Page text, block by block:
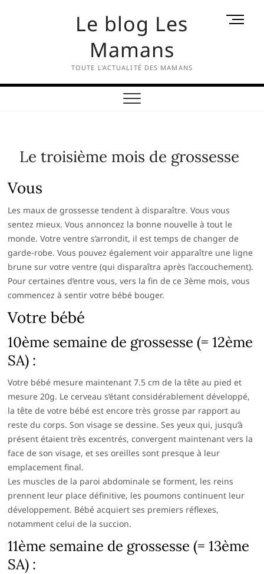
Le blog Les
Mamans
TOUTE L'ACTUALITÉ DES MAMANS
M
u
Le troisième mois de grossesse
Vous
Les maux de grossesse tendent à disparaître. Vous vous
sentez mieux. Vous annoncez la bonne nouvelle à tout le
monde. Votre ventre s’arrondit, il est temps de changer de
garde-robe. Vous pouvez également voir apparaître une ligne
brune sur votre ventre (qui disparaîtra après l’accouchement).
Pour certaines d’entre vous, vers la fin de ce 3ème mois, vous
commencez à sentir votre bébé bouger.
Votre bébé
10ème semaine de grossesse (= 12ème
SA) :
Votre bébé mesure maintenant 7.5 cm de la tête au pied et
mesure 20g. Le cerveau s’étant considérablement développé,
la tête de votre bébé est encore très grosse par rapport au
reste du corps. Son visage se dessine. Ses yeux qui, jusqu’à
présent étaient très excentrés, convergent maintenant vers la
face de son visage, et ses oreilles sont presque à leur
emplacement final.
Les muscles de la paroi abdominale se forment, les reins
prennent leur place définitive, les poumons continuent leur
développement. Bébé acquiert ses premiers réflexes,
notamment celui de la succion.
11ème semaine de grossesse (= 13ème
SA) :